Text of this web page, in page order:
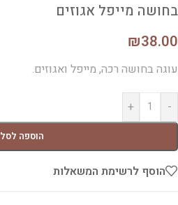
בחושה מייפל אגוזים
₪38.00
עוגה בחושה רכה, מייפל ואגוזים.
-
+
הוספה לסל
הוסף לרשימת המשאלות